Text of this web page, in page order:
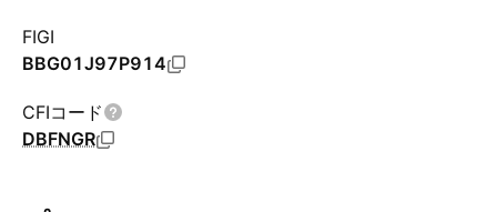
FIGI
BBG01J97P914
CFIコード
DBFNGR